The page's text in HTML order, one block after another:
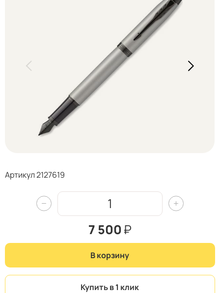
Артикул 2127619
7 500₽
В корзину
Купить в 1 клик